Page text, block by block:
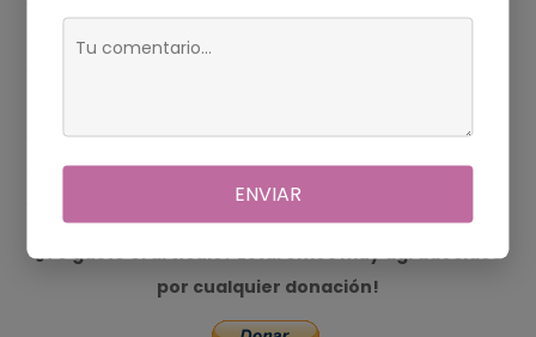
sua refeição congelada mantenha a qualidade, o sabor
corridos. Lembre-se de sempre consultar essa lista de
alimentos recomendados e não recomendados para
congelamento em marmitas.
¿Te gustó el artículo? Estaremos muy agradecidos
por cualquier donación!
ENVIAR